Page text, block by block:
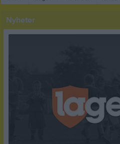
Nyheter